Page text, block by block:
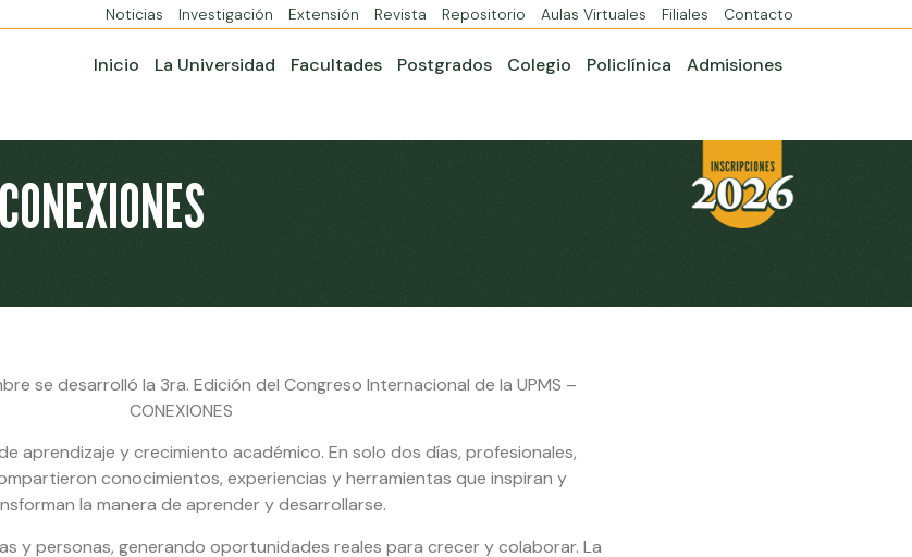
Noticias Investigación Extensión Revista Repositorio Aulas Virtuales Filiales Contacto
Inicio La Universidad Facultades Postgrados Colegio Policlínica Admisiones
se desarrolló la 3ra. Edición del Congreso Internacional de la UPMS –
CONEXIONES
aprendizaje y crecimiento académico. En solo dos días, profesionales,
conocimientos, experiencias y herramientas que inspiran y
la manera de aprender y desarrollarse.
y personas, generando oportunidades reales para crecer y colaborar. La